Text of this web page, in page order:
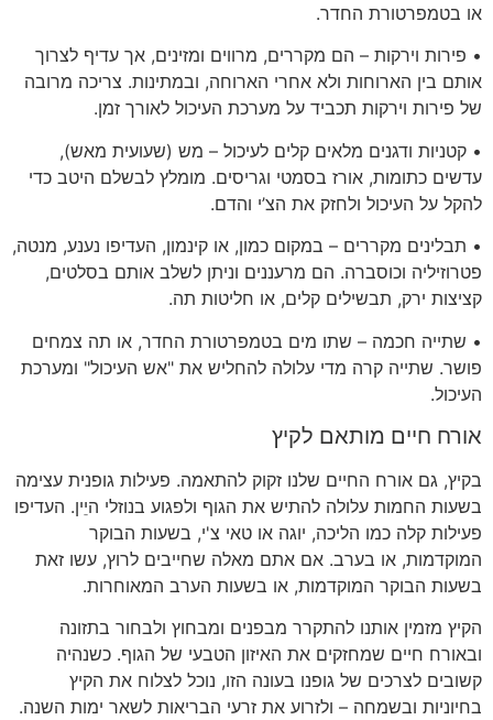
או בטמפרטורת החדר.
• פירות וירקות – הם מקררים, מרווים ומזינים, אך עדיף לצרוך
אותם בין הארוחות ולא אחרי הארוחה, ובמתינות. צריכה מרובה
של פירות וירקות תכביד על מערכת העיכול לאורך זמן.
• קטניות ודגנים מלאים קלים לעיכול – מש (שעועית מאש),
עדשים כתומות, אורז בסמטי וגריסים. מומלץ לבשלם היטב כדי
להקל על העיכול ולחזק את הצ’י והדם.
• תבלינים מקררים – במקום כמון, או קינמון, העדיפו נענע, מנטה,
פטרוזיליה וכוסברה. הם מרעננים וניתן לשלב אותם בסלטים,
קציצות ירק, תבשילים קלים, או חליטות תה.
• שתייה חכמה – שתו מים בטמפרטורת החדר, או תה צמחים
פושר. שתייה קרה מדי עלולה להחליש את "אש העיכול" ומערכת
העיכול.
אורח חיים מותאם לקיץ
בקיץ, גם אורח החיים שלנו זקוק להתאמה. פעילות גופנית עצימה
בשעות החמות עלולה להתיש את הגוף ולפגוע בנוזלי היֵין. העדיפו
פעילות קלה כמו הליכה, יוגה או טאי צ'י, בשעות הבוקר
המוקדמות, או בערב. אם אתם מאלה שחייבים לרוץ, עשו זאת
בשעות הבוקר המוקדמות, או בשעות הערב המאוחרות.
הקיץ מזמין אותנו להתקרר מבפנים ומבחוץ ולבחור בתזונה
ובאורח חיים שמחזקים את האיזון הטבעי של הגוף. כשנהיה
קשובים לצרכים של גופנו בעונה הזו, נוכל לצלוח את הקיץ
בחיוניות ובשמחה – ולזרוע את זרעי הבריאות לשאר ימות השנה.